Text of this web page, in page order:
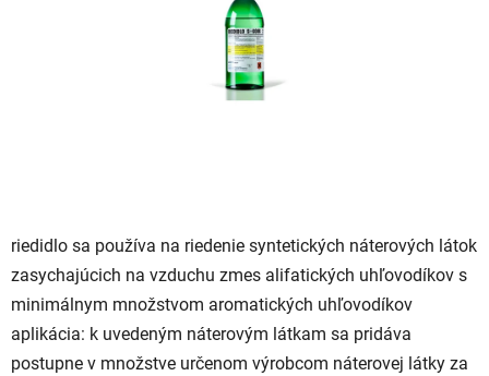
riedidlo sa používa na riedenie syntetických náterových látok
zasychajúcich na vzduchu zmes alifatických uhľovodíkov s
minimálnym množstvom aromatických uhľovodíkov
aplikácia: k uvedeným náterovým látkam sa pridáva
postupne v množstve určenom výrobcom náterovej látky za